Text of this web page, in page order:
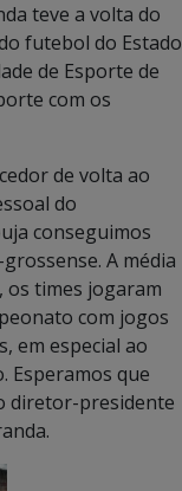
teve a volta do
futebol do Estado
de Esporte de
com os
de volta ao
do
conseguimos
A média
os times jogaram
com jogos
em especial ao
Esperamos que
diretor-presidente